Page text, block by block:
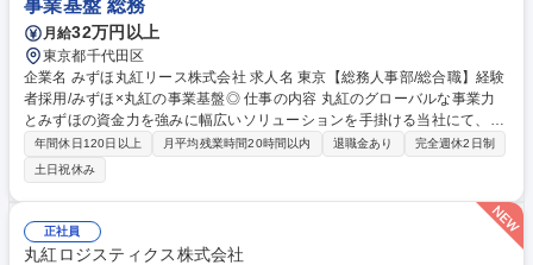
事業基盤 総務
月給32万円以上
東京都千代田区
企業名 みずほ丸紅リース株式会社 求人名 東京【総務人事部/総合職】経験
者採用/みずほ×丸紅の事業基盤◎ 仕事の内容 丸紅のグローバルな事業力
とみずほの資金力を強みに幅広いソリューションを手掛ける当社にて、総
務人事担当として人事制度や組織基盤の強化を担います。人事制度や人材
育成施策をブラッシュアップいただきます。 【業務詳細】 ▼人事制度
（評価・報酬等）の運営・改善・企画 ▼労務・給与・福利厚生領域の制度
運営 ▼要員計画の策定 ▼研修体系・人材育成施策の企画立案 ▼中途・新
卒採用施策の企画立案 募集職種 東京【総務人事部/総合職】経験者採用/み
ずほ×丸紅の事業基盤◎
年間休日120日以上 月平均残業時間20時間以内 退職金あり
完全週休2日制
土日祝休み
正社員
丸紅ロジスティクス株式会社